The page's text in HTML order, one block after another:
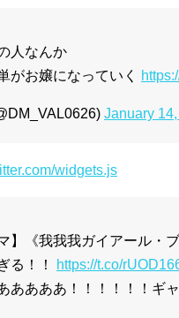
人なんか
がお嬢になっていく
January
widgets.js
】《我我我ガイアール・
る！！
https://t.co/
ああああ！！！！！！ギ